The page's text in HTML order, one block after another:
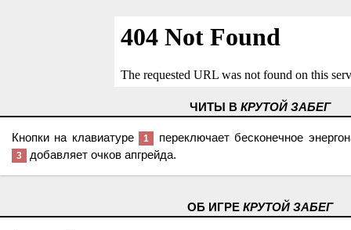
ЧИТЫ В КРУТОЙ ЗАБЕГ
Кнопки на клавиатуре 1 переключает бесконечное
3 добавляет очков апгрейда.
ОБ ИГРЕ КРУТОЙ ЗАБЕГ